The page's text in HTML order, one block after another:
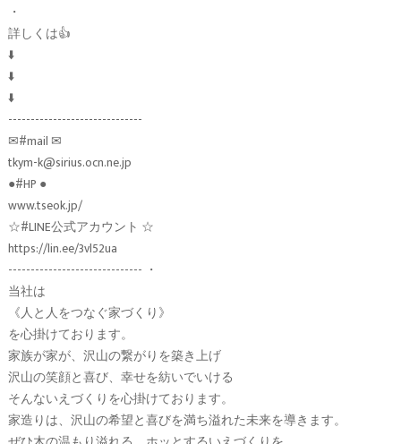
・
詳しくは👍
⬇️
⬇️
⬇️
------------------------------
✉︎#mail ✉︎
tkym-k@sirius.ocn.ne.jp
●#HP ●
www.tseok.jp/
☆#LINE公式アカウント ☆
https://lin.ee/3vl52ua
------------------------------ ・
当社は
《人と人をつなぐ家づくり》
を心掛けております。
家族が家が、沢山の繋がりを築き上げ
沢山の笑顔と喜び、幸せを紡いでいける
そんないえづくりを心掛けております。
家造りは、沢山の希望と喜びを満ち溢れた未来を導きます。